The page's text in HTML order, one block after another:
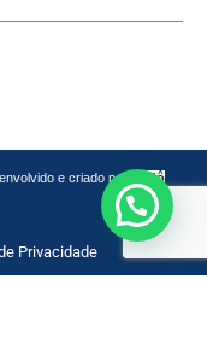
e criado por
Cadô
Privacidade